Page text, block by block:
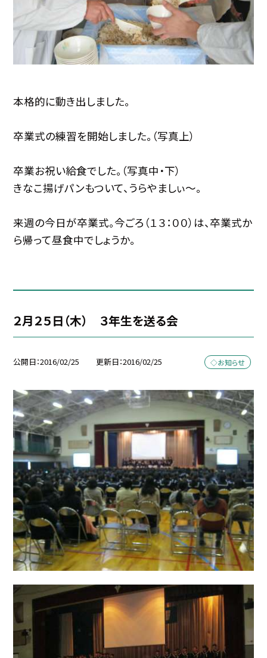
本格的に動き出しました。
卒業式の練習を開始しました。（写真上）
卒業お祝い給食でした。（写真中・下）
きなこ揚げパンもついて、うらやましぃ〜。
来週の今日が卒業式。今ごろ（１３：００）は、卒業式か
ら帰って昼食中でしょうか。
２月２５日（木） ３年生を送る会
公開日 2016/02/25 更新日 2016/02/25 ◇お知らせ